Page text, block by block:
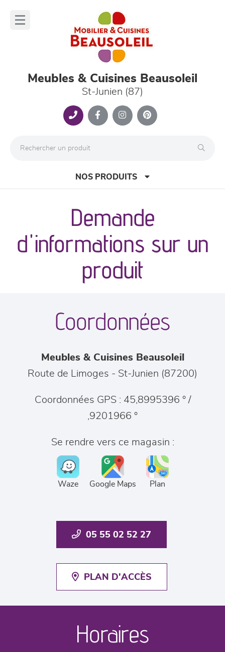
Meubles & Cuisines Beausoleil
St-Junien (87)
NOS PRODUITS
canapés et fauteuils
séjours
meubles de complément
chambres et dressing
cuisine & sur-mesure
décoration
Demande
d'informations sur un
produit
Coordonnées
Meubles & Cuisines Beausoleil
Route de Limoges - St-Junien (87200)
Coordonnées GPS : 45,8995396 ° /
,9201966 °
Se rendre vers ce magasin :
Waze Google Maps Plan
05 55 02 52 27
PLAN D'ACCÈS
Horaires